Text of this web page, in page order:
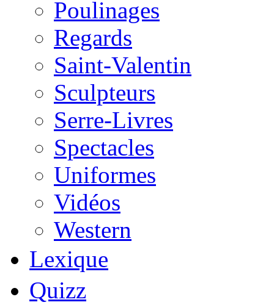
Poulinages
Regards
Saint-Valentin
Sculpteurs
Serre-Livres
Spectacles
Uniformes
Vidéos
Western
Lexique
Quizz